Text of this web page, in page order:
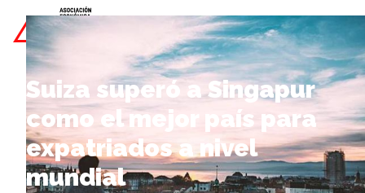
Skip to content
Suiza superó a Singapur
como el mejor país para
expatriados a nivel
mundial